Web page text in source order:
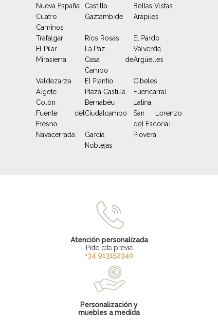
Nueva España
Castilla
Bellas Vistas
Cuatro
Caminos
Gaztambide Arapiles
Trafalgar Ríos Rosas
El Pardo
El Pilar
La Paz
Valverde
Mirasierra
Casa de
Campo
Argüelles
Valdezarza El Plantío
Cibeles
Algete
Plaza Castilla
Fuencarral
Colón
Bernabéu
Latina
Fuente del
Fresno
Ciudalcampo
San Lorenzo
del Escorial
Navacerrada
García
Noblejas
Piovera
Atención personalizada
Pide cita previa
+34 913152340
Personalización y
muebles a medida